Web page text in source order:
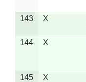
143 X
144 X
145 X